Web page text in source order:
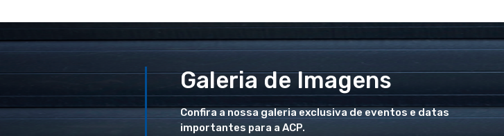
Galeria de Imagens
Confira a nossa galeria exclusiva de eventos e datas
importantes para a ACP.